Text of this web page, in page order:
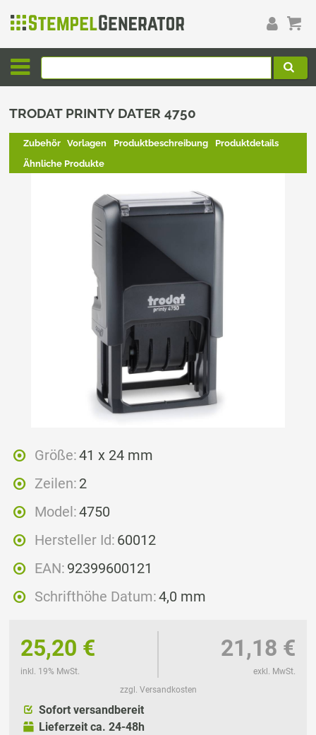
TRODAT PRINTY DATER 4750
Zubehör Vorlagen Produktbeschreibung
Produktdetails
Ähnliche Produkte
Größe:41 x 24 mm
Zeilen: 2
Model:4750
Hersteller Id: 60012
EAN: 92399600121
Schrifthöhe Datum:4,0 mm
25,20 €
inkl. 19% MwSt.
21,18 €
exkl. MwSt.
zzgl. Versandkosten
Sofort versandbereit
Lieferzeit ca. 24-48h